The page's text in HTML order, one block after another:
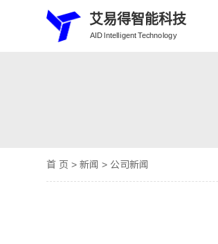
艾易得智能科技
AID lntelligent Technology
首 页 >新闻 > 公司新闻